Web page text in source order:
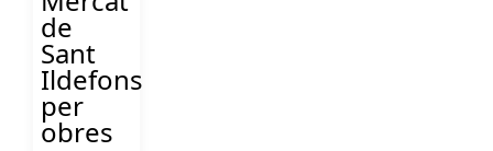
de
Sant
Ildefons
per
obres